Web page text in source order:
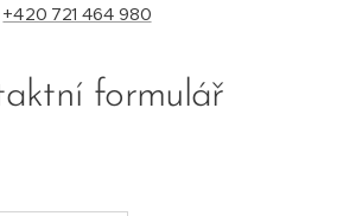
+420 721 464 980
formulář